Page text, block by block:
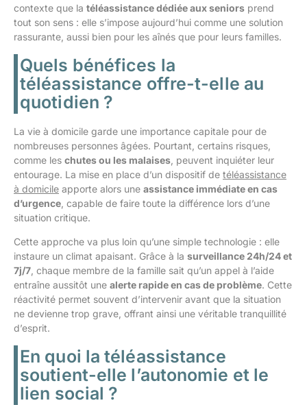
contexte que la téléassistance dédiée aux seniors prend
tout son sens : elle s’impose aujourd’hui comme une solution
rassurante, aussi bien pour les aînés que pour leurs familles.
Quels bénéfices la
téléassistance offre-t-elle au
quotidien ?
La vie à domicile garde une importance capitale pour de
nombreuses personnes âgées. Pourtant, certains risques,
comme les chutes ou les malaises , peuvent inquiéter leur
entourage. La mise en place d’un dispositif de téléassistance
à domicile apporte alors une assistance immédiate en cas
d’urgence , capable de faire toute la différence lors d’une
situation critique.
Cette approche va plus loin qu’une simple technologie : elle
instaure un climat apaisant. Grâce à la surveillance 24h/24 et
7j/7 , chaque membre de la famille sait qu’un appel à l’aide
entraîne aussitôt une alerte rapide en cas de problème. Cette
réactivité permet souvent d’intervenir avant que la situation
ne devienne trop grave, offrant ainsi une véritable tranquillité
d’esprit.
En quoi la téléassistance
soutient-elle l’autonomie et le
lien social ?